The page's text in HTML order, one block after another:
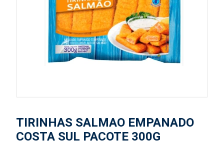
TIRINHAS SALMAO EMPANADO
COSTA SUL PACOTE 300G